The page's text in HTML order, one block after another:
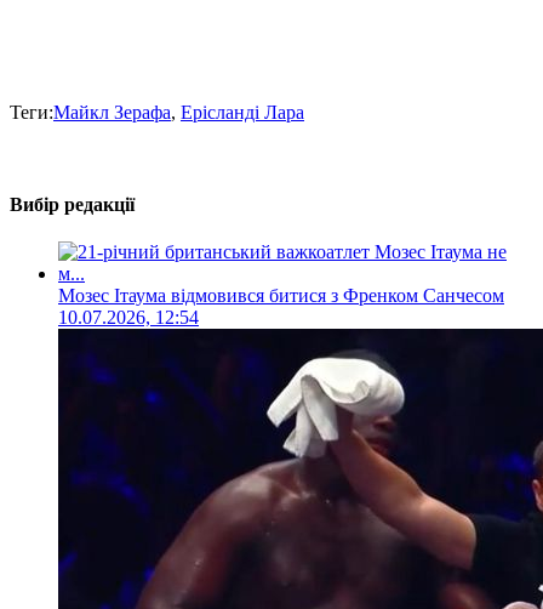
Теги:Майкл Зерафа, Ерісланді Лара
Вибір редакції
Мозес Ітаума відмовився битися з Френком Санчесом
10.07.2026, 12:54